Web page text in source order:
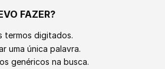
FAZER?
termos digitados.
uma única palavra.
genéricos na busca.